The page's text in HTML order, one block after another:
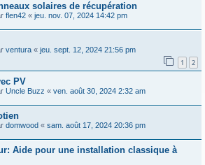
solaires de récupération
flen42 « jeu. nov. 07, 2024 14:42 pm
ventura « jeu. sept. 12, 2024 21:56 pm
1 2
PV
Uncle Buzz « ven. août 30, 2024 2:32 am
domwood « sam. août 17, 2024 20:36 pm
Aide pour une installation classique à